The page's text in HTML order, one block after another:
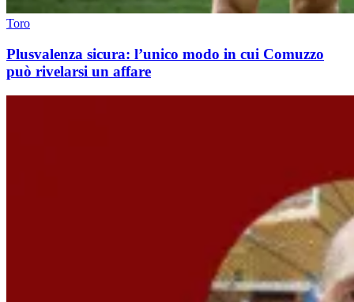
Toro
Plusvalenza sicura: l’unico modo in cui Comuzzo
può rivelarsi un affare